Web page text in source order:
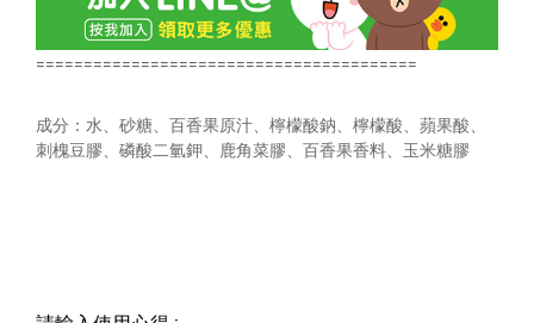
========================================
成分：水、砂糖、百香果原汁、檸檬酸鈉、檸檬酸、蘋果酸、
刺槐豆膠、磷酸二氫鉀、鹿角菜膠、百香果香料、玉米糖膠